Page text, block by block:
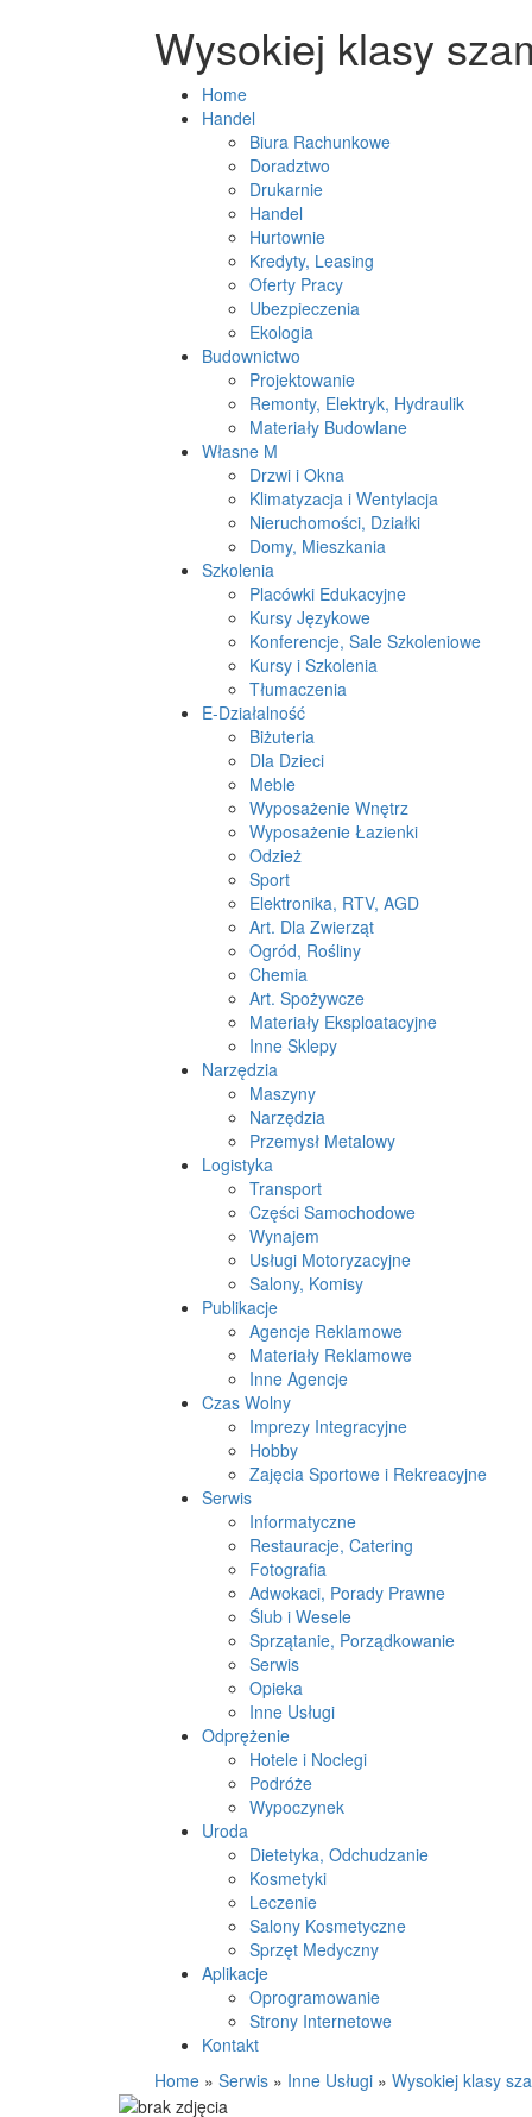
Wysokiej klasy
Home
Handel
Biura Rachunkowe
Doradztwo
Drukarnie
Handel
Hurtownie
Kredyty, Leasing
Oferty Pracy
Ubezpieczenia
Ekologia
Budownictwo
Projektowanie
Remonty, Elektryk, Hydraulik
Materiały Budowlane
Własne M
Drzwi i Okna
Klimatyzacja i Wentylacja
Nieruchomości, Działki
Domy, Mieszkania
Szkolenia
Placówki Edukacyjne
Kursy Językowe
Konferencje, Sale Szkoleniowe
Kursy i Szkolenia
Tłumaczenia
E-Działalność
Biżuteria
Dla Dzieci
Meble
Wyposażenie Wnętrz
Wyposażenie Łazienki
Odzież
Sport
Elektronika, RTV, AGD
Art. Dla Zwierząt
Ogród, Rośliny
Chemia
Art. Spożywcze
Materiały Eksploatacyjne
Inne Sklepy
Narzędzia
Maszyny
Narzędzia
Przemysł Metalowy
Logistyka
Transport
Części Samochodowe
Wynajem
Usługi Motoryzacyjne
Salony, Komisy
Publikacje
Agencje Reklamowe
Materiały Reklamowe
Inne Agencje
Czas Wolny
Imprezy Integracyjne
Hobby
Zajęcia Sportowe i Rekreacyjne
Serwis
Informatyczne
Restauracje, Catering
Fotografia
Adwokaci, Porady Prawne
Ślub i Wesele
Sprzątanie, Porządkowanie
Serwis
Opieka
Inne Usługi
Odprężenie
Hotele i Noclegi
Podróże
Wypoczynek
Uroda
Dietetyka, Odchudzanie
Kosmetyki
Leczenie
Salony Kosmetyczne
Sprzęt Medyczny
Aplikacje
Oprogramowanie
Strony Internetowe
Kontakt
Home » Serwis » Inne Usługi » Wysokiej klasy